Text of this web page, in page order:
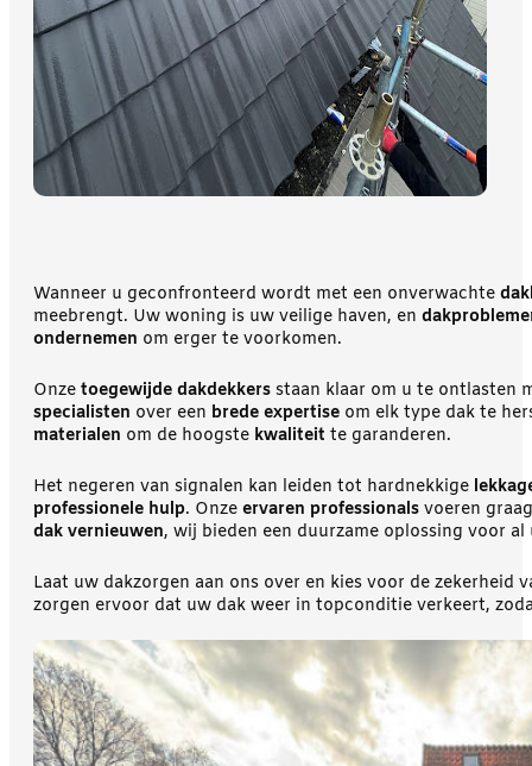
Wanneer u geconfronteerd wordt met een onverwachte
meebrengt. Uw woning is uw veilige haven, en
ondernemen om erger te voorkomen.
Onze toegewijde dakdekkers staan klaar om u te ontlasten
specialisten over een brede expertise om elk type dak te
materialen om de hoogste kwaliteit te garanderen.
Het negeren van signalen kan leiden tot hardnekkige
professionele hulp. Onze ervaren professionals voeren
dak vernieuwen, wij bieden een duurzame oplossing voor
Laat uw dakzorgen aan ons over en kies voor de zekerheid
zorgen ervoor dat uw dak weer in topconditie verkeert,